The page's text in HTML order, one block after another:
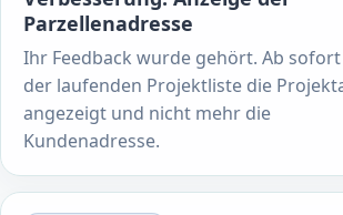
Parzellenadresse
Ihr Feedback wurde gehört. Ab
der laufenden Projektliste die
angezeigt und nicht mehr die
Kundenadresse.